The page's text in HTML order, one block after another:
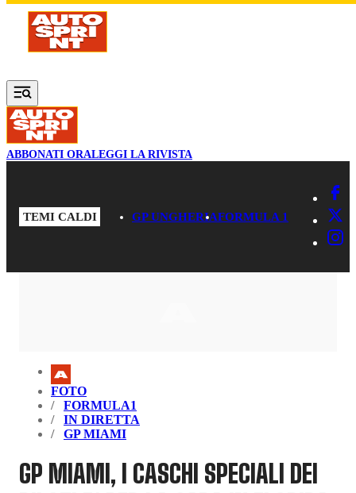
Vai al contenuto principale
ABBONATI ORALEGGI LA RIVISTA
TEMI CALDI GP UNGHERIAFORMULA 1
FOTO
FORMULA1
IN DIRETTA
GP MIAMI
GP MIAMI, I CASCHI SPECIALI DEI